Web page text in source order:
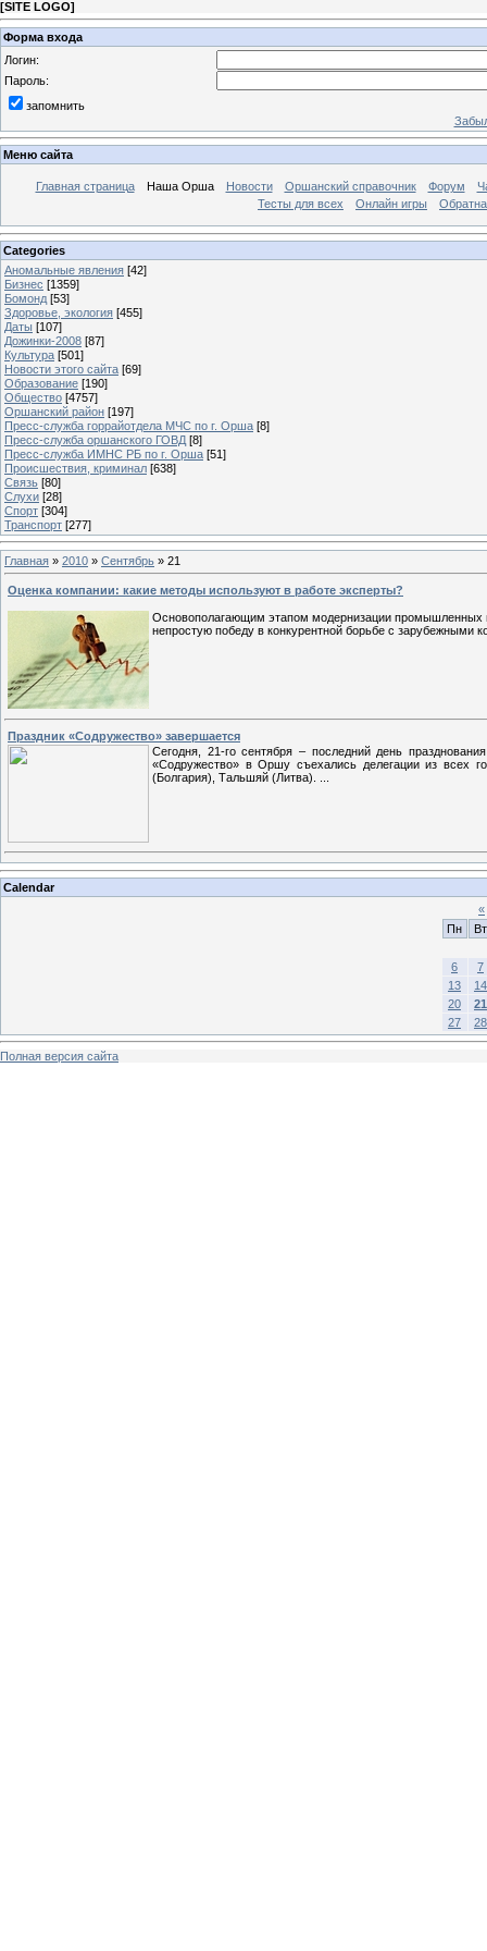
[SITE LOGO]
Форма входа
Логин:
Пароль:
запомнить
Меню сайта
Главная страница Наша Орша Новости Оршанский справочник Форум
Тесты для всех
Онлайн игры
Categories
Аномальные явления [42]
Бизнес [1359]
Бомонд [53]
Здоровье, экология [455]
Даты [107]
Дожинки-2008 [87]
Культура [501]
Новости этого сайта [69]
Образование [190]
Общество [4757]
Оршанский район [197]
Пресс-служба горрайотдела МЧС по г. Орша [8]
Пресс-служба оршанского ГОВД [8]
Пресс-служба ИМНС РБ по г. Орша [51]
Проиcшествия, криминал [638]
Связь [80]
Слухи [28]
Спорт [304]
Транспорт [277]
Главная » 2010 » Сентябрь » 21
Оценка компании: какие методы используют в работе эксперты?
Основополагающим этапом модернизации промышленных
непростую победу в конкурентной борьбе с зарубежными
Праздник «Содружество» завершается
Сегодня, 21-го сентября – последний день
«Содружество» в Оршу съехались делегации из всех
(Болгария), Тальшяй (Литва).
Calendar
«
Пн
Вт
6
7
13
14
20
21
27
28
Полная версия сайта